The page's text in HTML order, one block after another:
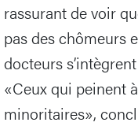
rassurant de voir
pas des chômeurs
docteurs
«Ceux qui peinent
minoritaires»,